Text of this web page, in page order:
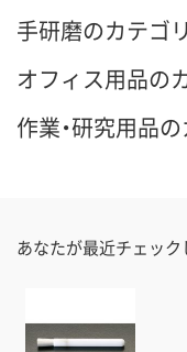
手研磨のカテゴ
オフィス用品の
作業・研究用品
あなたが最近チェック